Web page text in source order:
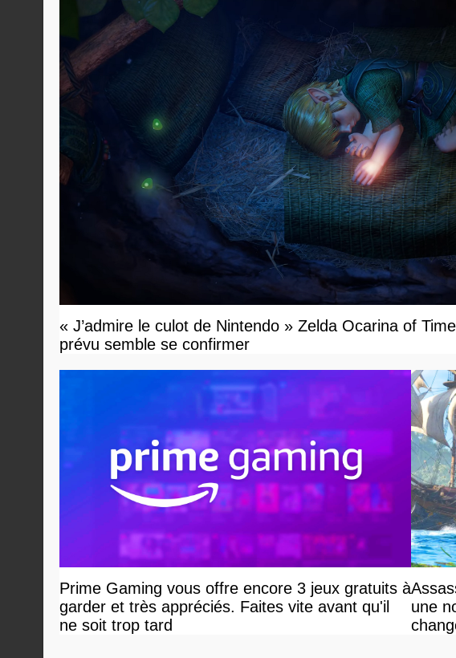
« J’admire le culot de Nintendo » Zelda Ocarina of
prévu semble se confirmer
Prime Gaming vous offre encore 3 jeux gratuits à
garder et très appréciés. Faites vite avant qu'il
ne soit trop tard
une